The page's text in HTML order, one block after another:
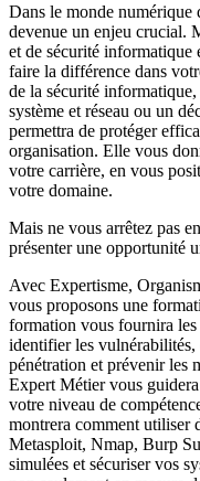
Dans le monde numérique
devenue un enjeu crucial.
et de sécurité informatique
faire la différence dans
de la sécurité
système et réseau ou un
permettra de protéger
organisation. Elle vous
votre carrière, en vous
votre domaine.
Mais ne vous arrêtez pas
présenter une opportunité
Avec Expertisme,
vous proposons une
formation vous fournira les
identifier les vulnérabilités,
pénétration et prévenir les
Expert Métier vous
votre niveau de
montrera comment utiliser
Metasploit, Nmap, Burp
simulées et sécuriser vos